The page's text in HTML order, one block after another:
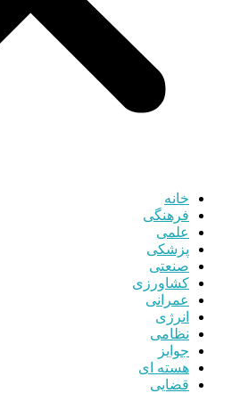
خانه
فرهنگی
علمی
پزشکی
صنعتی
کشاورزی
عمرانی
انرژی
نظامی
جوایز
هسته ای
قضایی